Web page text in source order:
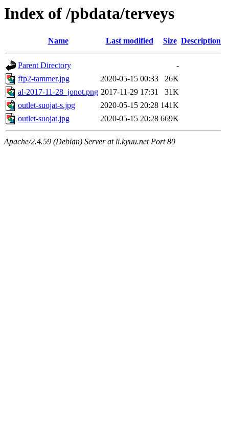
Index of /pbdata/terveys
Name Last modified Size Description
Parent Directory
-
ffp2-tammer.jpg
2020-05-15 00:33
26K
al-2017-11-28_jonot.png 2017-11-29 17:31
31K
outlet-suojat-s.jpg
2020-05-15 20:28 141K
outlet-suojat.jpg
2020-05-15 20:28 669K
Apache/2.4.59 (Debian) Server at li.kyuu.net Port 80